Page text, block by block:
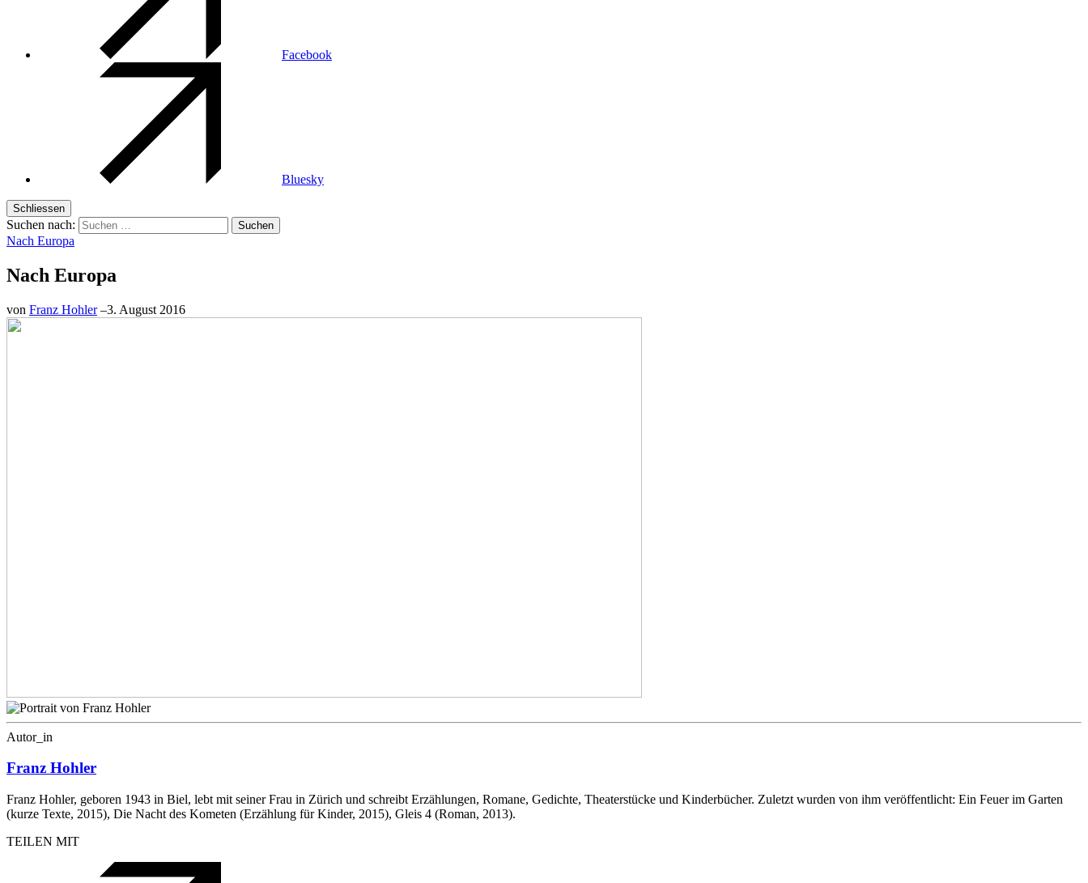
Facebook
Bluesky
Schliessen
Suchen nach:
Nach Europa
Nach Europa
von Franz Hohler –3. August 2016
Autor_in
Franz Hohler
Franz Hohler, geboren 1943 in Biel, lebt mit seiner Frau in Zürich und schreibt Erzählungen, Romane, Gedichte, Theaterstücke und Kinderbücher. Zuletzt wurden von ihm veröffentlicht: Ein Feuer im Garten
(kurze Texte, 2015), Die Nacht des Kometen (Erzählung für Kinder, 2015), Gleis 4 (Roman, 2013).
TEILEN MIT